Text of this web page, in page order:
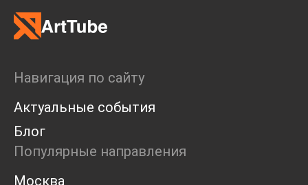
Мастерские
Дискуссия
Пост-релиз
Маркет
Интервью
Open call
Экскурсия
Дискуссия
Cosmoscow 2024
Навигация по сайту
Актуальные события
Блог
Популярные направления
Москва